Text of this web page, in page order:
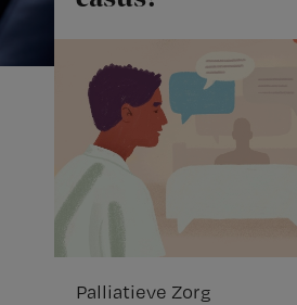
Palliatieve Zorg